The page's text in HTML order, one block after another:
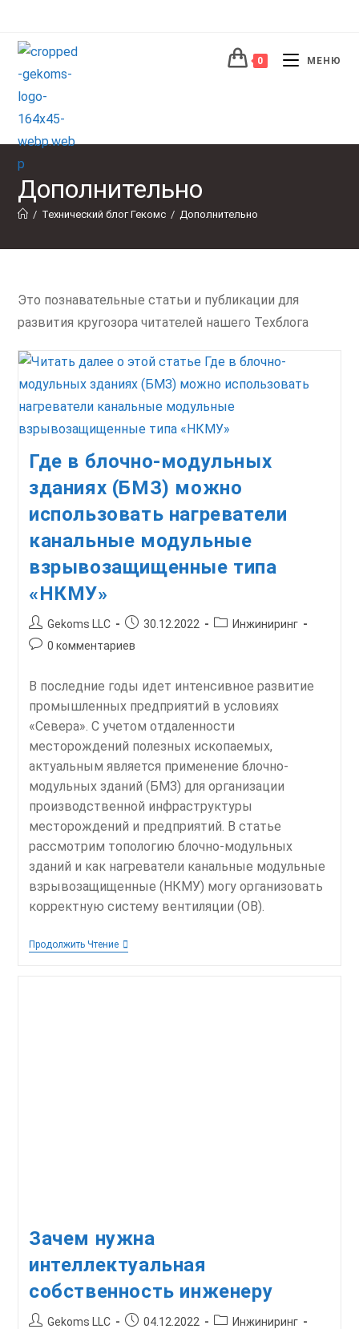
содержимому
0 МЕНЮ
Дополнительно
/ Технический блог Гекомс / Дополнительно
Это познавательные статьи и публикации для
развития кругозора читателей нашего Техблога
Где в блочно-модульных
зданиях (БМЗ) можно
использовать нагреватели
канальные модульные
взрывозащищенные типа
«НКМУ»
Автор
записи:
Gekoms LLC
Запись30.12.2022
Рубрика
Инжиниринг
Комментарии
0 комментариев
В последние годы идет интенсивное развитие
промышленных предприятий в условиях
«Севера». С учетом отдаленности
месторождений полезных ископаемых,
актуальным является применение блочно-
модульных зданий (БМЗ) для организации
производственной инфраструктуры
месторождений и предприятий. В статье
рассмотрим топологию блочно-модульных
зданий и как нагреватели канальные модульные
взрывозащищенные (НКМУ) могу организовать
корректную систему вентиляции (ОВ).
Продолжить ЧтениеГде
Зачем нужна
интеллектуальная
собственность инженеру
АвторGekoms LLC
Запись04.12.2022
Рубрика
Инжиниринг